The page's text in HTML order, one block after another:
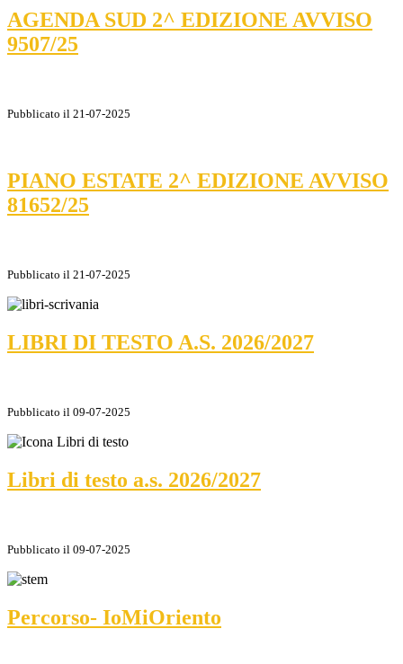
AGENDA SUD 2^ EDIZIONE AVVISO
9507/25
Pubblicato il 21-07-2025
PIANO ESTATE 2^ EDIZIONE AVVISO
81652/25
Pubblicato il 21-07-2025
LIBRI DI TESTO A.S. 2026/2027
Pubblicato il 09-07-2025
Libri di testo a.s. 2026/2027
Pubblicato il 09-07-2025
Percorso- IoMiOriento